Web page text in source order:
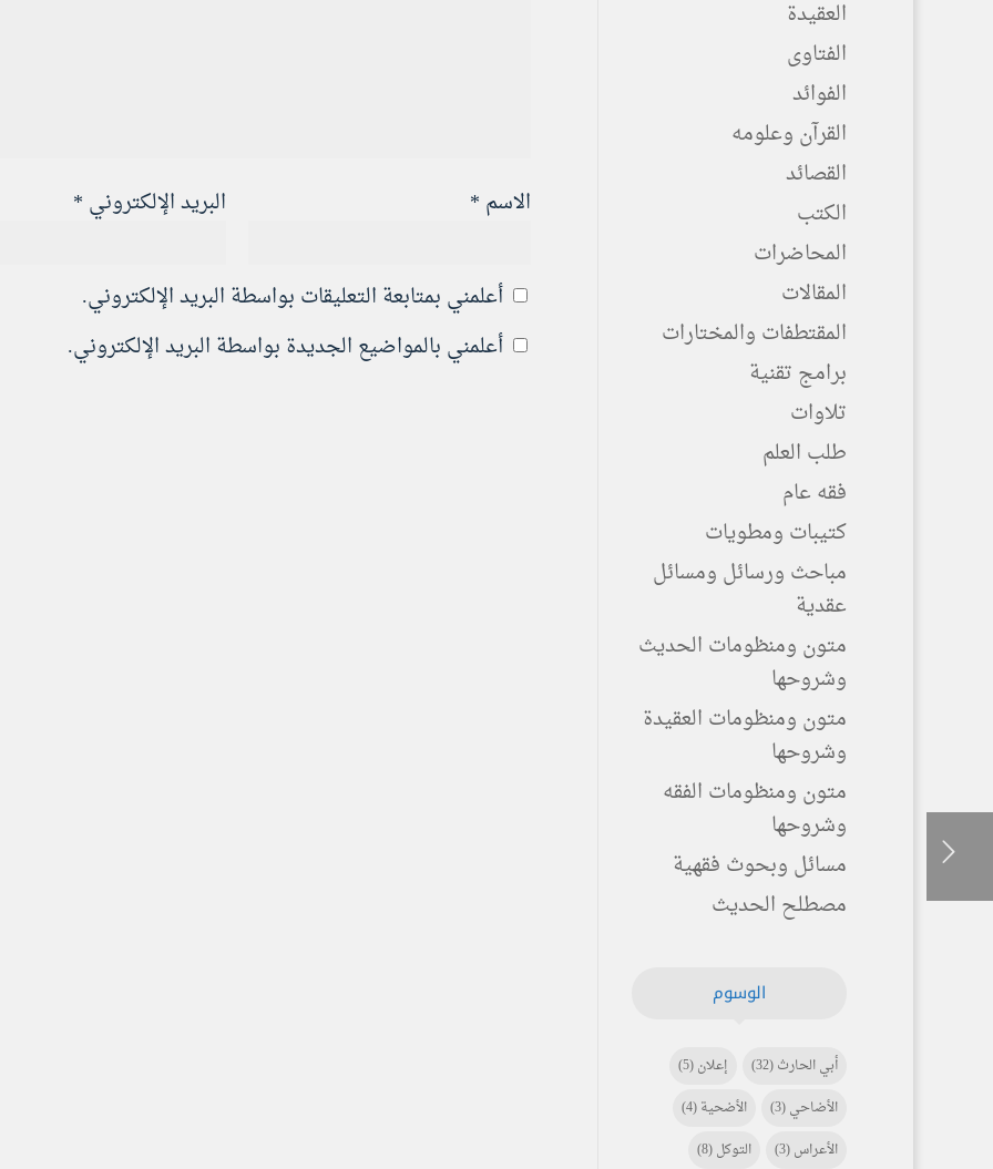
الاسم * البريد الإلكتروني *
أعلمني بمتابعة التعليقات بواسطة البريد الإلكتروني.
أعلمني بالمواضيع الجديدة بواسطة البريد الإلكتروني.
العقيدة
الفتاوى
الفوائد
القرآن وعلومه
القصائد
الكتب
المحاضرات
المقالات
المقتطفات والمختارات
برامج تقنية
تلاوات
طلب العلم
فقه عام
كتيبات ومطويات
مباحث ورسائل ومسائل
عقدية
متون ومنظومات الحديث
وشروحها
متون ومنظومات العقيدة
وشروحها
متون ومنظومات الفقه
وشروحها
مسائل وبحوث فقهية
مصطلح الحديث
الوسوم
أبي الحارث(32) إعلان(5)
الأضاحي(3) الأضحية(4)
الأعراس(3) التوكل(8)